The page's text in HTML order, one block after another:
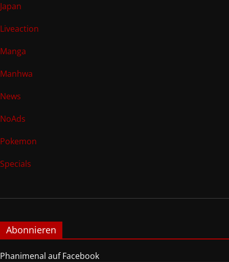
Japan
Liveaction
Manga
Manhwa
News
NoAds
Pokemon
Specials
Abonnieren
Phanimenal auf Facebook